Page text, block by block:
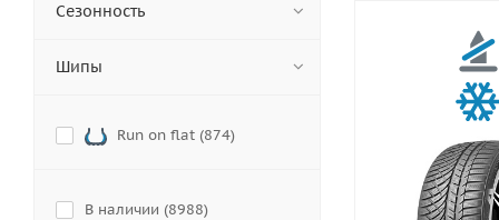
Сезонность
Шипы
Run on flat (874)
В наличии (8988)